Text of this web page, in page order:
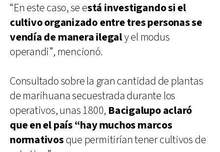
“En este caso, se está investigando si el
cultivo organizado entre tres personas se
vendía de manera ilegaly el modus
operandi”, mencionó.
Consultado sobre la gran cantidad de plantas
de marihuana secuestrada durante los
operativos, unas 1800, Bacigalupo aclaró
que en el país “hay muchos marcos
normativosque permitirían tener cultivos de